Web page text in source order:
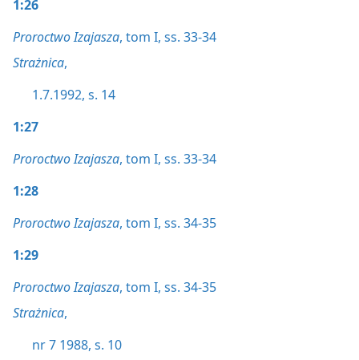
1:26
Proroctwo Izajasza, tom I, ss. 33-34
Strażnica,
1.7.1992, s. 14
1:27
Proroctwo Izajasza, tom I, ss. 33-34
1:28
Proroctwo Izajasza, tom I, ss. 34-35
1:29
Proroctwo Izajasza, tom I, ss. 34-35
Strażnica,
nr 7 1988, s. 10